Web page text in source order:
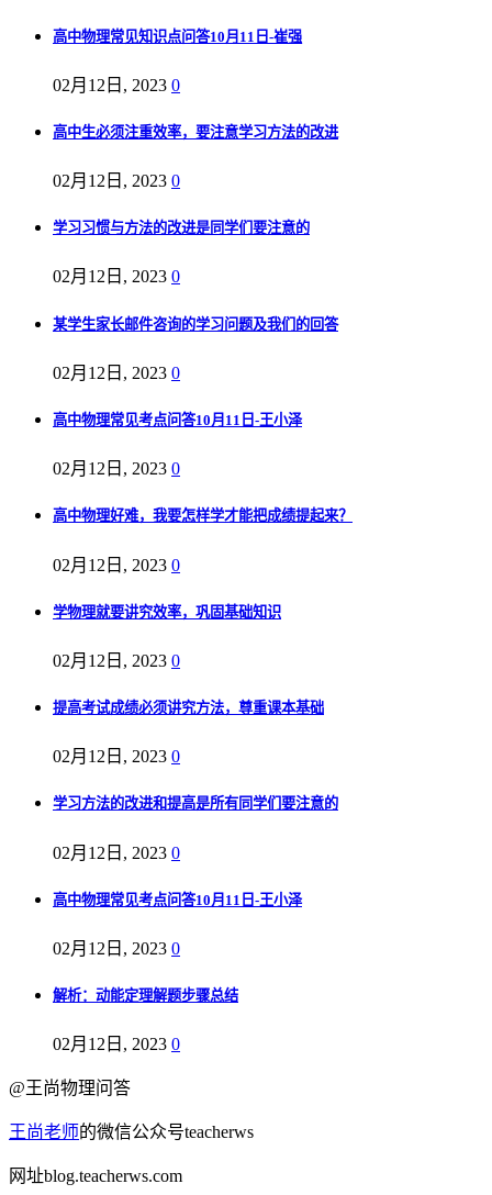
高中物理常见知识点问答10月11日-崔强
02月12日, 2023 0
高中生必须注重效率，要注意学习方法的改进
02月12日, 2023 0
学习习惯与方法的改进是同学们要注意的
02月12日, 2023 0
某学生家长邮件咨询的学习问题及我们的回答
02月12日, 2023 0
高中物理常见考点问答10月11日-王小泽
02月12日, 2023 0
高中物理好难，我要怎样学才能把成绩提起来？
02月12日, 2023 0
学物理就要讲究效率，巩固基础知识
02月12日, 2023 0
提高考试成绩必须讲究方法，尊重课本基础
02月12日, 2023 0
学习方法的改进和提高是所有同学们要注意的
02月12日, 2023 0
高中物理常见考点问答10月11日-王小泽
02月12日, 2023 0
解析：动能定理解题步骤总结
02月12日, 2023 0
@王尚物理问答
王尚老师的微信公众号teacherws
网址blog.teacherws.com